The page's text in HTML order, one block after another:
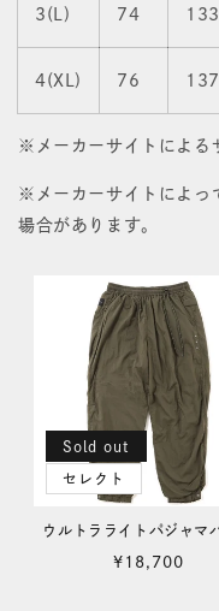
3(L) 74 133
4(XL) 76 137
※メーカーサイトによる
※メーカーサイトによっ
場合があります。
Sold out
セレクト
ウルトラライトパジャマ
通
¥18,700